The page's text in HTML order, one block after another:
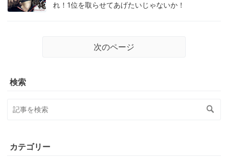
れ！1位を取らせてあげたいじゃないか！
次のページ
検索
カテゴリー